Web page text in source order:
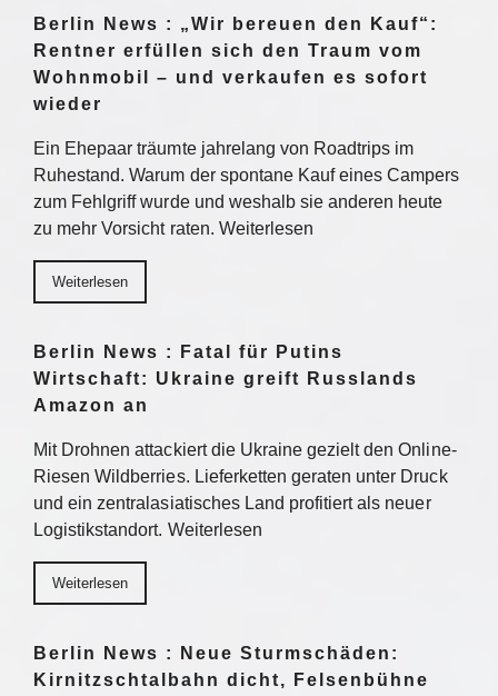
Berlin News : „Wir bereuen den Kauf“:
Rentner erfüllen sich den Traum vom
Wohnmobil – und verkaufen es sofort
wieder
Ein Ehepaar träumte jahrelang von Roadtrips im
Ruhestand. Warum der spontane Kauf eines Campers
zum Fehlgriff wurde und weshalb sie anderen heute
zu mehr Vorsicht raten. Weiterlesen
Weiterlesen
Berlin News : Fatal für Putins
Wirtschaft: Ukraine greift Russlands
Amazon an
Mit Drohnen attackiert die Ukraine gezielt den Online-
Riesen Wildberries. Lieferketten geraten unter Druck
und ein zentralasiatisches Land profitiert als neuer
Logistikstandort. Weiterlesen
Weiterlesen
Berlin News : Neue Sturmschäden:
Kirnitzschtalbahn dicht, Felsenbühne